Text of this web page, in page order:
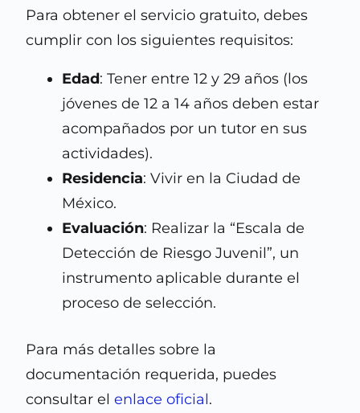
Para obtener el servicio gratuito, debes
cumplir con los siguientes requisitos:
Edad: Tener entre 12 y 29 años (los
jóvenes de 12 a 14 años deben estar
acompañados por un tutor en sus
actividades).
Residencia: Vivir en la Ciudad de
México.
Evaluación: Realizar la “Escala de
Detección de Riesgo Juvenil”, un
instrumento aplicable durante el
proceso de selección.
Para más detalles sobre la
documentación requerida, puedes
consultar elenlace oficial.